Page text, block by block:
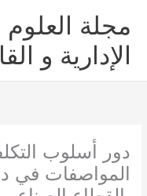
المحتوى
مجلة العلوم
الإدارية و
دور أسلوب
المواصفات في